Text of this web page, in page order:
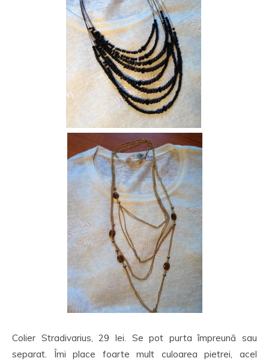
Colier Stradivarius, 29 lei. Se pot purta împreună sau
separat. Îmi place foarte mult culoarea pietrei, acel